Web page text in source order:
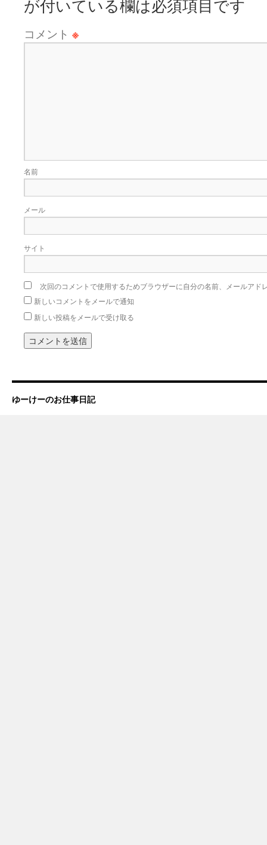
が付いている欄は必須項目です
コメント ※
名前
メール
サイト
次回のコメントで使用するためブラウザーに自分の名前、メールアド
新しいコメントをメールで通知
新しい投稿をメールで受け取る
ゆーけーのお仕事日記